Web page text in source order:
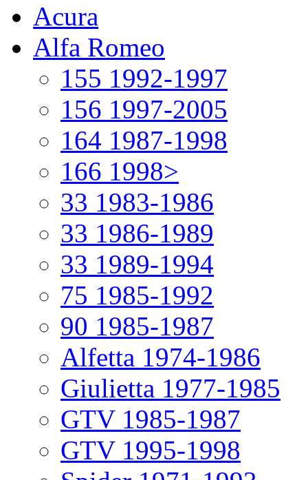
Acura
Alfa Romeo
155 1992-1997
156 1997-2005
164 1987-1998
166 1998>
33 1983-1986
33 1986-1989
33 1989-1994
75 1985-1992
90 1985-1987
Alfetta 1974-1986
Giulietta 1977-1985
GTV 1985-1987
GTV 1995-1998